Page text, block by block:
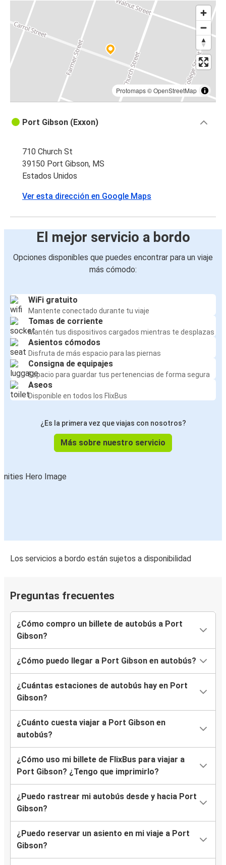
Protomaps©OpenStreetMap
Port Gibson (Exxon)
710 Church St
39150 Port Gibson, MS
Estados Unidos
Ver esta dirección en Google Maps
El mejor servicio a bordo
Opciones disponibles que puedes encontrar para un viaje
más cómodo:
WiFi gratuito
Mantente conectado durante tu viaje
Tomas de corriente
Mantén tus dispositivos cargados mientras te desplazas
Asientos cómodos
Disfruta de más espacio para las piernas
Consigna de equipajes
Espacio para guardar tus pertenencias de forma segura
Aseos
Disponible en todos los FlixBus
¿Es la primera vez que viajas con nosotros?
Más sobre nuestro servicio
Los servicios a bordo están sujetos a disponibilidad
Preguntas frecuentes
¿Cómo compro un billete de autobús a Port
Gibson?
¿Cómo puedo llegar a Port Gibson en autobús?
¿Cuántas estaciones de autobús hay en Port
Gibson?
¿Cuánto cuesta viajar a Port Gibson en
autobús?
¿Cómo uso mi billete de FlixBus para viajar a
Port Gibson? ¿Tengo que imprimirlo?
¿Puedo rastrear mi autobús desde y hacia Port
Gibson?
¿Puedo reservar un asiento en mi viaje a Port
Gibson?